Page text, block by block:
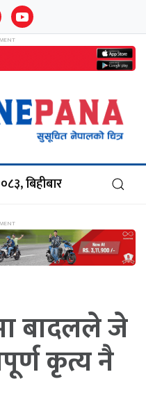
बिहीबार
बादलले जे
कृत्य नै